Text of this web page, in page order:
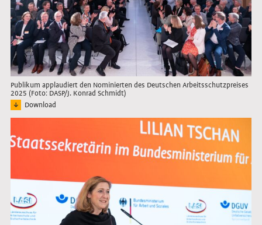
Publikum applaudiert den Nominierten des Deutschen Arbeitsschutzpreises
2025 (Foto: DASP/J. Konrad Schmidt)
Download